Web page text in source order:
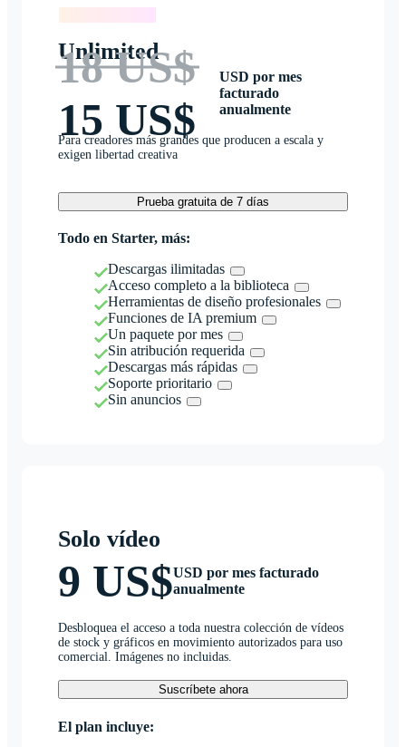
Unlimited
18 US$
15 US$
USD por mes
facturado
anualmente
Para creadores más grandes que producen a escala y
exigen libertad creativa
Prueba gratuita de 7 días
Todo en Starter, más:
Descargas ilimitadas
Acceso completo a la biblioteca
Herramientas de diseño profesionales
Funciones de IA premium
Un paquete por mes
Sin atribución requerida
Descargas más rápidas
Soporte prioritario
Sin anuncios
Solo vídeo
9 US$USD por mes facturado
anualmente
Desbloquea el acceso a toda nuestra colección de vídeos
de stock y gráficos en movimiento autorizados para uso
comercial. Imágenes no incluidas.
Suscríbete ahora
El plan incluye: